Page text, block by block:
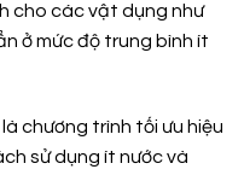
cho các vật dụng như
ở mức độ trung bình ít
chương trình tối ưu hiệu
sử dụng ít nước và